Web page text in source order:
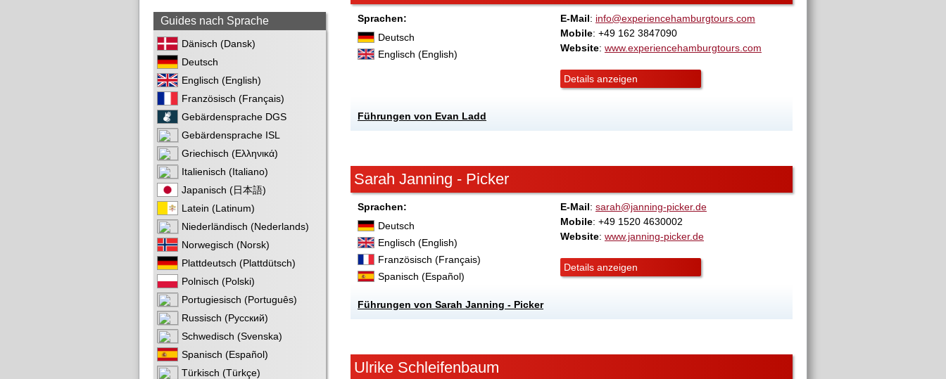
Sprachen:
Deutsch
Englisch (English)
E-Mail: info@experiencehamburgtours.com
Mobile: +49 162 3847090
Website: www.experiencehamburgtours.com
Details anzeigen
Führungen von Evan Ladd
Sarah Janning - Picker
Sprachen:
Deutsch
Englisch (English)
Französisch (Français)
Spanisch (Español)
E-Mail: sarah@janning-picker.de
Mobile: +49 1520 4630002
Website: www.janning-picker.de
Details anzeigen
Führungen von Sarah Janning - Picker
Ulrike Schleifenbaum
Guides nach Sprache
Dänisch (Dansk)
Deutsch
Englisch (English)
Französisch (Français)
Gebärdensprache DGS
Gebärdensprache ISL
Griechisch (Ελληνικά)
Italienisch (Italiano)
Japanisch (日本語)
Latein (Latinum)
Niederländisch (Nederlands)
Norwegisch (Norsk)
Plattdeutsch (Plattdütsch)
Polnisch (Polski)
Portugiesisch (Português)
Russisch (Русский)
Schwedisch (Svenska)
Spanisch (Español)
Türkisch (Türkçe)